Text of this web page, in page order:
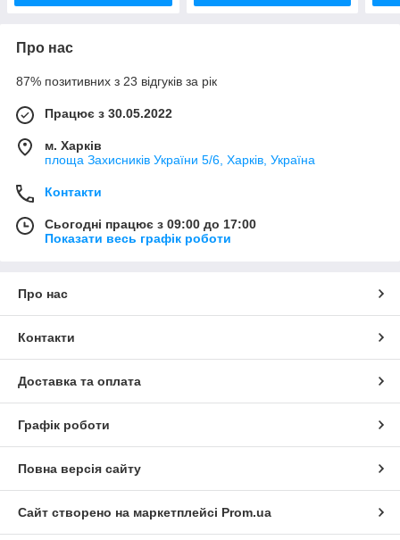
Про нас
87% позитивних з 23 відгуків за рік
Працює з 30.05.2022
м. Харків
площа Захисників України 5/6, Харків, Україна
Контакти
Сьогодні працює з 09:00 до 17:00
Показати весь графік роботи
Про нас
Контакти
Доставка та оплата
Графік роботи
Повна версія сайту
Сайт створено на маркетплейсі Prom.ua